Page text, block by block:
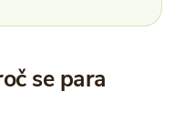
se para